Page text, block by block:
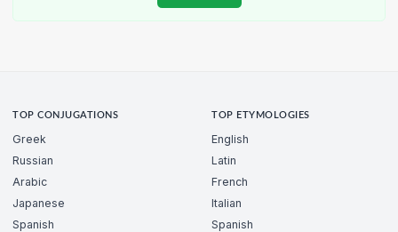
TOP CONJUGATIONS
Greek
Russian
Arabic
Japanese
Spanish
TOP ETYMOLOGIES
English
Latin
French
Italian
Spanish